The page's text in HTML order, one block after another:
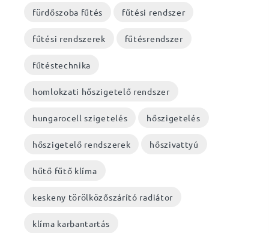
fürdőszoba fűtés fűtési rendszer
fűtési rendszerek fűtésrendszer
fűtéstechnika
homlokzati hőszigetelő rendszer
hungarocell szigetelés hőszigetelés
hőszigetelő rendszerek hőszivattyú
hűtő fűtő klíma
keskeny törölközőszárító radiátor
klíma karbantartás